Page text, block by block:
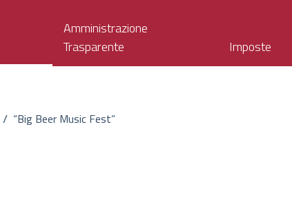
Amministrazione
Trasparente
Imposte
/ “Big Beer Music Fest”